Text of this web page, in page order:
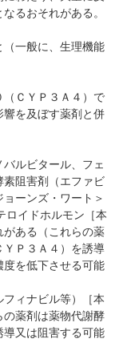
るおそれがある。
一般に、生理機能
ＣＹＰ３Ａ４）で
を及ぼす薬剤と併
ルビタール、フェ
阻害剤（エファビ
ーンズ・ワート＞
ロイドホルモン［本
ある（これらの薬
Ｐ３Ａ４）を誘導
を低下させる可能
ィナビル等）［本
薬剤は薬物代謝酵
又は阻害する可能